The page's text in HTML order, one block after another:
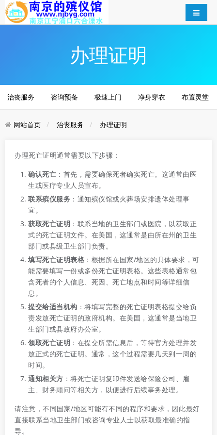
办理证明
治丧服务 咨询预备 极速上门 净身穿衣 布置灵堂
网站首页 治丧服务 办理证明
办理死亡证明通常需要以下步骤：
确认死亡 ：首先，需要确保死者确实死亡。这通常由医
生或医疗专业人员宣布。
联系殡仪服务 ：通知殡仪馆或火葬场安排遗体处理事
宜。
获取死亡证明 ：联系当地的卫生部门或医院，以获取正
式的死亡证明文件。在美国，这通常是由所在州的卫生
部门或县级卫生部门负责。
填写死亡证明表格 ：根据所在国家/地区的具体要求，可
能需要填写一份或多份死亡证明表格。这些表格通常包
含死者的个人信息、死因、死亡地点和时间等详细信
息。
提交给适当机构 ：将填写完整的死亡证明表格提交给负
责发放死亡证明的政府机构。在美国，这通常是当地卫
生部门或县政府办公室。
领取死亡证明 ：在提交所需信息后，等待官方处理并发
放正式的死亡证明。通常，这个过程需要几天到一周的
时间。
通知相关方 ：将死亡证明复印件发送给保险公司、雇
主、财务顾问等相关方，以便进行后续事务处理。
请注意，不同国家/地区可能有不同的程序和要求，因此最好
直接联系当地卫生部门或咨询专业人士以获取最准确的指
导。